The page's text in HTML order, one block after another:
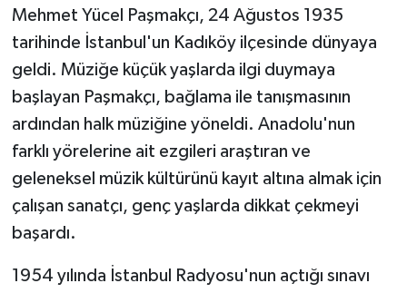
Mehmet Yücel Paşmakçı, 24 Ağustos 1935
tarihinde İstanbul'un Kadıköy ilçesinde dünyaya
geldi. Müziğe küçük yaşlarda ilgi duymaya
başlayan Paşmakçı, bağlama ile tanışmasının
ardından halk müziğine yöneldi. Anadolu'nun
farklı yörelerine ait ezgileri araştıran ve
geleneksel müzik kültürünü kayıt altına almak için
çalışan sanatçı, genç yaşlarda dikkat çekmeyi
başardı.
1954 yılında İstanbul Radyosu'nun açtığı sınavı